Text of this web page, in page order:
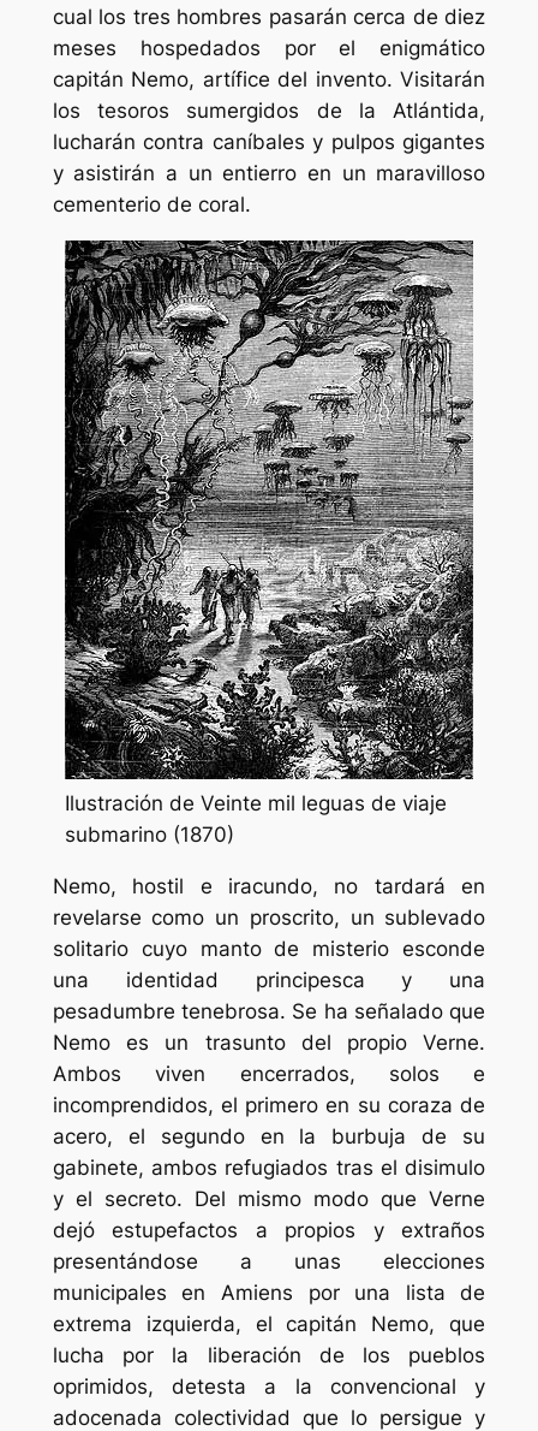
cual los tres hombres pasarán cerca de diez
meses hospedados por el enigmático
capitán Nemo, artífice del invento. Visitarán
los tesoros sumergidos de la Atlántida,
lucharán contra caníbales y pulpos gigantes
y asistirán a un entierro en un maravilloso
cementerio de coral.
Ilustración de Veinte mil leguas de viaje
submarino (1870)
Nemo, hostil e iracundo, no tardará en
revelarse como un proscrito, un sublevado
solitario cuyo manto de misterio esconde
una identidad principesca y una
pesadumbre tenebrosa. Se ha señalado que
Nemo es un trasunto del propio Verne.
Ambos viven encerrados, solos e
incomprendidos, el primero en su coraza de
acero, el segundo en la burbuja de su
gabinete, ambos refugiados tras el disimulo
y el secreto. Del mismo modo que Verne
dejó estupefactos a propios y extraños
presentándose a unas elecciones
municipales en Amiens por una lista de
extrema izquierda, el capitán Nemo, que
lucha por la liberación de los pueblos
oprimidos, detesta a la convencional y
adocenada colectividad que lo persigue y